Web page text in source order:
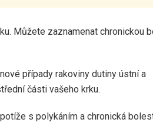
Můžete zaznamenat chronickou
nové případy rakoviny dutiny ústní a
části vašeho krku.
s polykáním a chronická